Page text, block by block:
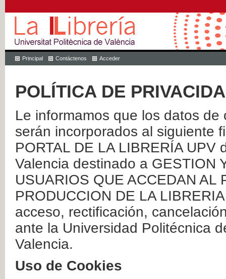
Principal Contáctenos Acceder
POLÍTICA DE
Le informamos que los datos
serán incorporados al siguiente
PORTAL DE LA LIBRERÍA
Valencia destinado a GESTION
USUARIOS QUE ACCEDAN AL
PRODUCCION DE LA
acceso, rectificación,
ante la Universidad Politécnica
Valencia.
Uso de Cookies